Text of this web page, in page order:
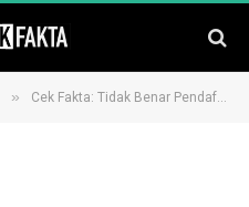
» Cek Fakta: Tidak Benar Pendaftaran Bansos Akhir Tahun Rp 5 Juta